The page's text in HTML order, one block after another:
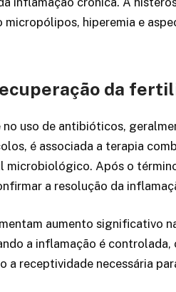
hiperemia e
da
uso de antibióticos,
é associada a terapia
microbiológico. Após o
a resolução da
aumento significativo
a inflamação é controlada,
receptividade necessária